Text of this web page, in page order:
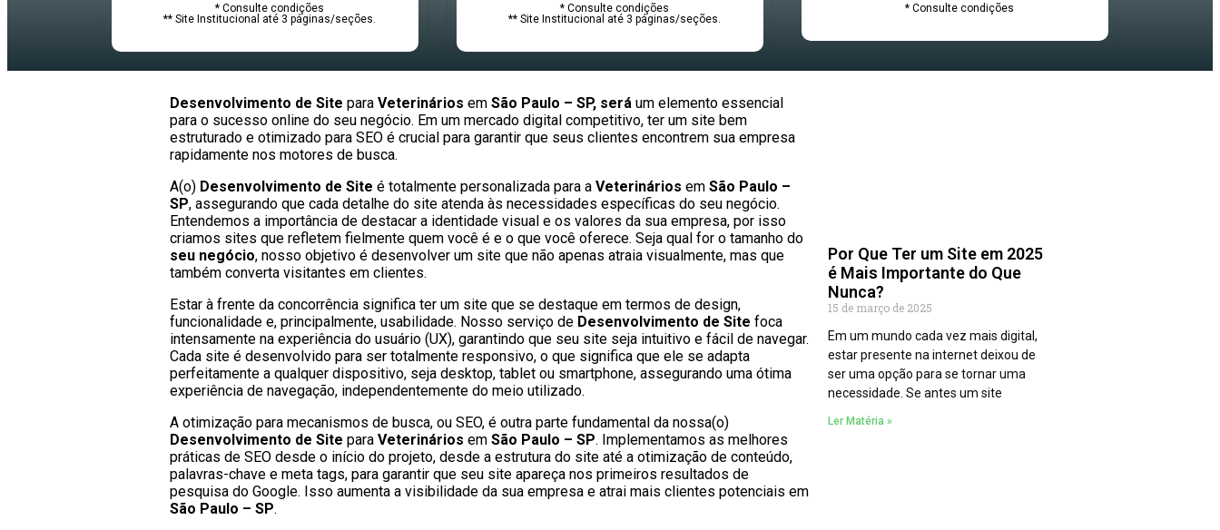
* Consulte condições
** Site Institucional até 3 páginas/seções.
* Consulte condições
** Site Institucional até 3 páginas/seções.
* Consulte condições
Desenvolvimento de Site para Veterinários em São Paulo – SP, será um elemento essencial
para o sucesso online do seu negócio. Em um mercado digital competitivo, ter um site bem
estruturado e otimizado para SEO é crucial para garantir que seus clientes encontrem sua empresa
rapidamente nos motores de busca.
A(o) Desenvolvimento de Site é totalmente personalizada para a Veterinários em São Paulo –
SP, assegurando que cada detalhe do site atenda às necessidades específicas do seu negócio.
Entendemos a importância de destacar a identidade visual e os valores da sua empresa, por isso
criamos sites que refletem fielmente quem você é e o que você oferece. Seja qual for o tamanho do
seu negócio, nosso objetivo é desenvolver um site que não apenas atraia visualmente, mas que
também converta visitantes em clientes.
Estar à frente da concorrência significa ter um site que se destaque em termos de design,
funcionalidade e, principalmente, usabilidade. Nosso serviço de Desenvolvimento de Site foca
intensamente na experiência do usuário (UX), garantindo que seu site seja intuitivo e fácil de navegar.
Cada site é desenvolvido para ser totalmente responsivo, o que significa que ele se adapta
perfeitamente a qualquer dispositivo, seja desktop, tablet ou smartphone, assegurando uma ótima
experiência de navegação, independentemente do meio utilizado.
A otimização para mecanismos de busca, ou SEO, é outra parte fundamental da nossa(o)
Desenvolvimento de Site para Veterinários em São Paulo – SP. Implementamos as melhores
práticas de SEO desde o início do projeto, desde a estrutura do site até a otimização de conteúdo,
palavras-chave e meta tags, para garantir que seu site apareça nos primeiros resultados de
pesquisa do Google. Isso aumenta a visibilidade da sua empresa e atrai mais clientes potenciais em
São Paulo – SP.
Por Que Ter um Site em 2025
é Mais Importante do Que
Nunca?
15 de março de 2025
Em um mundo cada vez mais digital,
estar presente na internet deixou de
ser uma opção para se tornar uma
necessidade. Se antes um site
Ler Matéria »